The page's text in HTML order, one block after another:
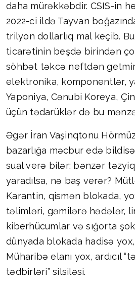
daha mürəkkəbdir. CSIS-in
2022-ci ildə Tayvan
trilyon dollarlıq mal keçib.
ticarətinin beşdə birindən
söhbət təkcə neftdən
elektronika, komponentlər,
Yaponiya, Cənubi Koreya,
üçün tədarüklər də bu
Əgər İran Vaşinqtonu
bazarlığa məcbur edə
sual verə bilər: bənzər
yaradılsa, nə baş verər?
Karantin, qismən blokada,
təlimləri, gəmilərə hədələr,
kiberhücumlar və sığorta
dünyada blokada hadisə
Müharibə elanı yox, ardıcıl
tədbirləri” silsiləsi.